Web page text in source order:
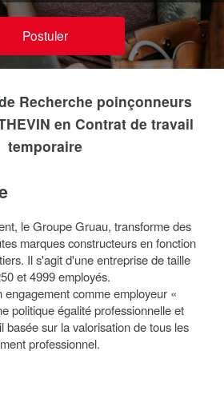
Postuler
Recherche poinçonneurs
en Contrat de travail
temporaire
le Groupe Gruau, transforme des
marques constructeurs en fonction
Il s'agit d'une entreprise de taille
et 4999 employés.
comme employeur «
politique égalité professionnelle et
basée sur la valorisation de tous les
professionnel.